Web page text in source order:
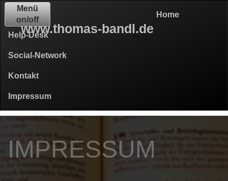
www.thomas-bandl.de
Home
Help-Desk
Social-Network
Kontakt
Impressum
Menü
on/off
IMPRESSUM